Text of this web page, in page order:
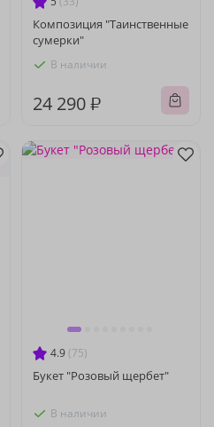
Композиция "Таинственные
сумерки"
В наличии
24 290 ₽
4.9 (75)
Букет "Розовый щербет"
В наличии